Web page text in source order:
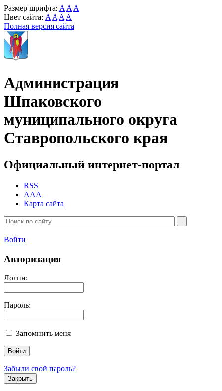
Размер шрифта: A A A
Цвет сайта: A A A A
Полная версия сайта
Администрация
Шпаковского
муниципального округа
Ставропольского края
Официальный интернет-портал
RSS
AAA
Карта сайта
Войти
Авторизация
Логин:
Пароль:
Запомнить меня
Забыли свой пароль?
Закрыть